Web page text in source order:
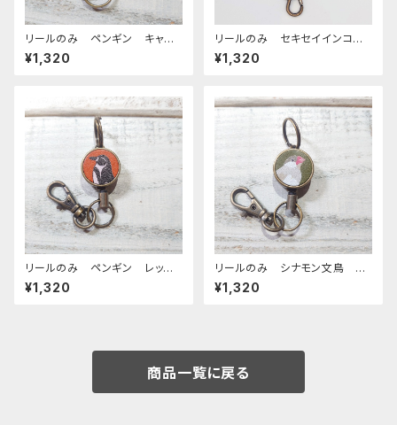
リールのみ ペンギン キャメ
ル ぺんぎん
¥1,320
リールのみ セキセイインコ
ノーマルブルー キャメル CA
MEL せきせいいんこ
¥1,320
リールのみ ペンギン レッド
ブラウン ぺんぎん
¥1,320
リールのみ シナモン文鳥 グ
リーン 文鳥 ぶんちょう ブン
チョウ
¥1,320
商品一覧に戻る